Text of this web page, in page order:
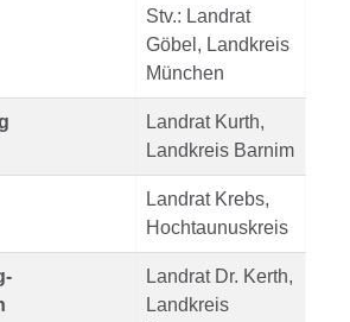
Stv.: Landrat
Göbel, Landkreis
München
Landrat Kurth,
Landkreis Barnim
Landrat Krebs,
Hochtaunuskreis
Landrat Dr. Kerth,
Landkreis